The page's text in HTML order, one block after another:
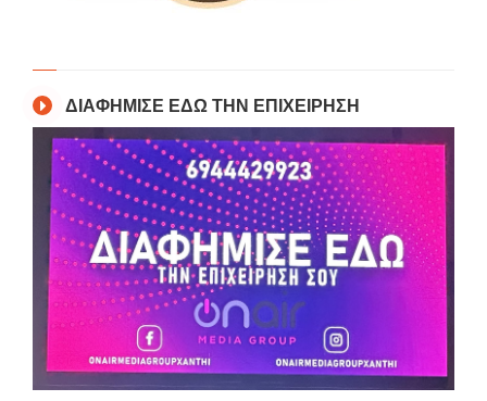
ΔΙΑΦΗΜΙΣΕ ΕΔΩ ΤΗΝ ΕΠΙΧΕΙΡΗΣΗ